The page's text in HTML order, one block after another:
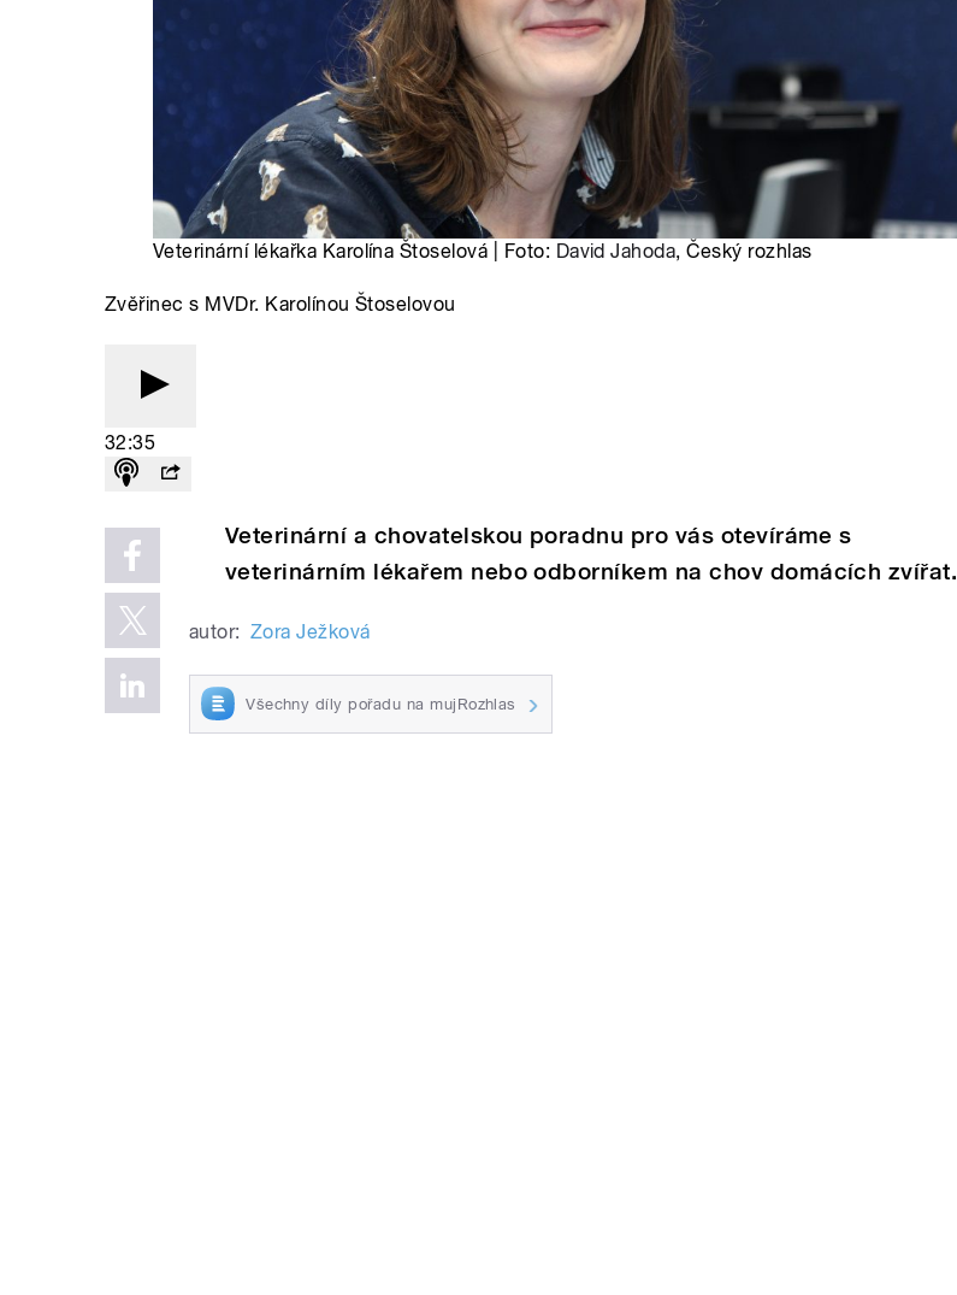
Veterinární lékařka Karolína Štoselová | Foto: David Jahoda, Český rozhlas
Zvěřinec s MVDr. Karolínou Štoselovou
32:35
Veterinární a chovatelskou poradnu pro vás otevíráme s
veterinárním lékařem nebo odborníkem na chov domácích zvířat.
autor: Zora Ježková
Všechny díly pořadu na mujRozhlas